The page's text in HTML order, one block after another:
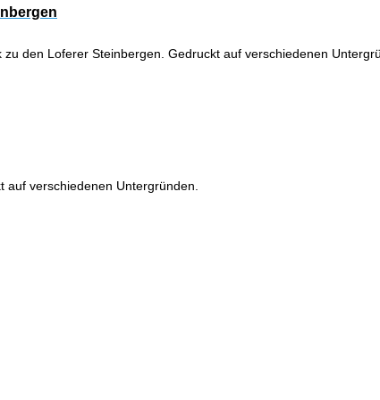
den Loferer Steinbergen. Gedruckt auf verschiedenen
verschiedenen Untergründen.